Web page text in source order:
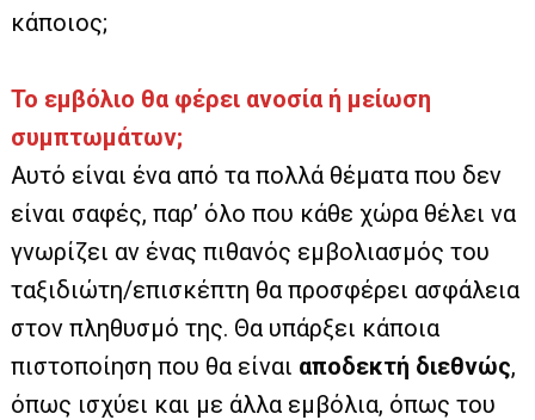
κάποιος;
Το εμβόλιο θα φέρει ανοσία ή μείωση
συμπτωμάτων;
Αυτό είναι ένα από τα πολλά θέματα που δεν
είναι σαφές, παρ’ όλο που κάθε χώρα θέλει να
γνωρίζει αν ένας πιθανός εμβολιασμός του
ταξιδιώτη/επισκέπτη θα προσφέρει ασφάλεια
στον πληθυσμό της. Θα υπάρξει κάποια
πιστοποίηση που θα είναι αποδεκτή διεθνώς,
όπως ισχύει και με άλλα εμβόλια, όπως του